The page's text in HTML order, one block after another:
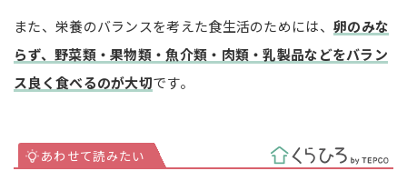
また、栄養のバランスを考えた食生活のためには、 卵のみな
らず、野菜類・果物類・魚介類・肉類・乳製品などをバラン
ス良く食べるのが大切です。